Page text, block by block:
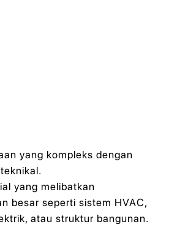
yang kompleks dengan
yang melibatkan
besar seperti sistem HVAC,
atau struktur bangunan.